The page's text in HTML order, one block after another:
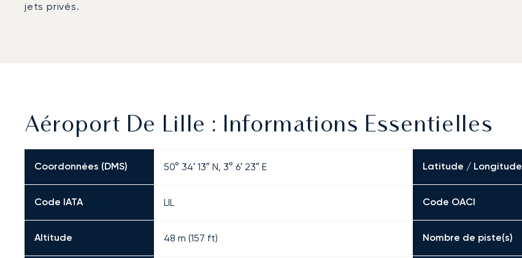
jets privés.
Aéroport De Lille : Informations Essentielles
Coordonnées (DMS) 50° 34′ 13″ N, 3° 6′ 23″ E Latitude / Longitude
Code IATA LIL Code OACI
Altitude 48 m (157 ft) Nombre de piste(s)